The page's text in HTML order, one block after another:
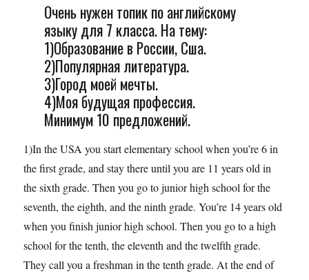
Очень нужен топик по английскому
языку для 7 класса. На тему:
1)Образование в России, Сша.
2)Популярная литература.
3)Город моей мечты.
4)Моя будущая профессия.
Минимум 10 предложений.
1)In the USA you start elementary school when you’re 6 in
the first grade, and stay there until you are 11 years old in
the sixth grade. Then you go to junior high school for the
seventh, the eighth, and the ninth grade. You’re 14 years old
when you finish junior high school. Then you go to a high
school for the tenth, the eleventh and the twelfth grade.
They call you a freshman in the tenth grade. At the end of